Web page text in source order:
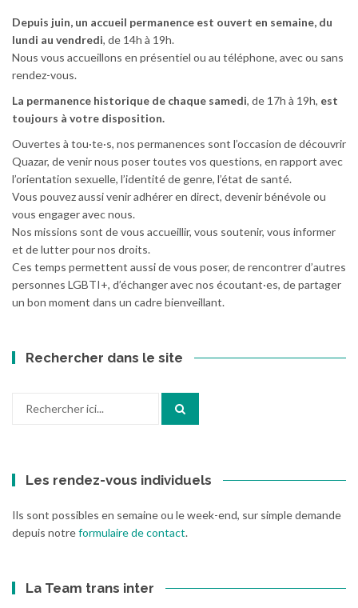
Depuis juin, un accueil permanence est ouvert en semaine, du
lundi au vendredi, de 14h à 19h.
Nous vous accueillons en présentiel ou au téléphone, avec ou sans
rendez-vous.
La permanence historique de chaque samedi, de 17h à 19h, est
toujours à votre disposition.
Ouvertes à tou·te·s, nos permanences sont l’occasion de découvrir
Quazar, de venir nous poser toutes vos questions, en rapport avec
l’orientation sexuelle, l’identité de genre, l’état de santé.
Vous pouvez aussi venir adhérer en direct, devenir bénévole ou
vous engager avec nous.
Nos missions sont de vous accueillir, vous soutenir, vous informer
et de lutter pour nos droits.
Ces temps permettent aussi de vous poser, de rencontrer d’autres
personnes LGBTI+, d’échanger avec nos écoutant·es, de partager
un bon moment dans un cadre bienveillant.
Rechercher dans le site
Les rendez-vous individuels
Ils sont possibles en semaine ou le week-end, sur simple demande
depuis notreformulaire de contact.
La Team trans inter